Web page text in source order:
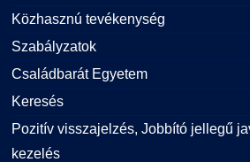
Közhasznú tevékenység
Szabályzatok
Családbarát Egyetem
Keresés
Pozitív visszajelzés, Jobbító jellegű
kezelés